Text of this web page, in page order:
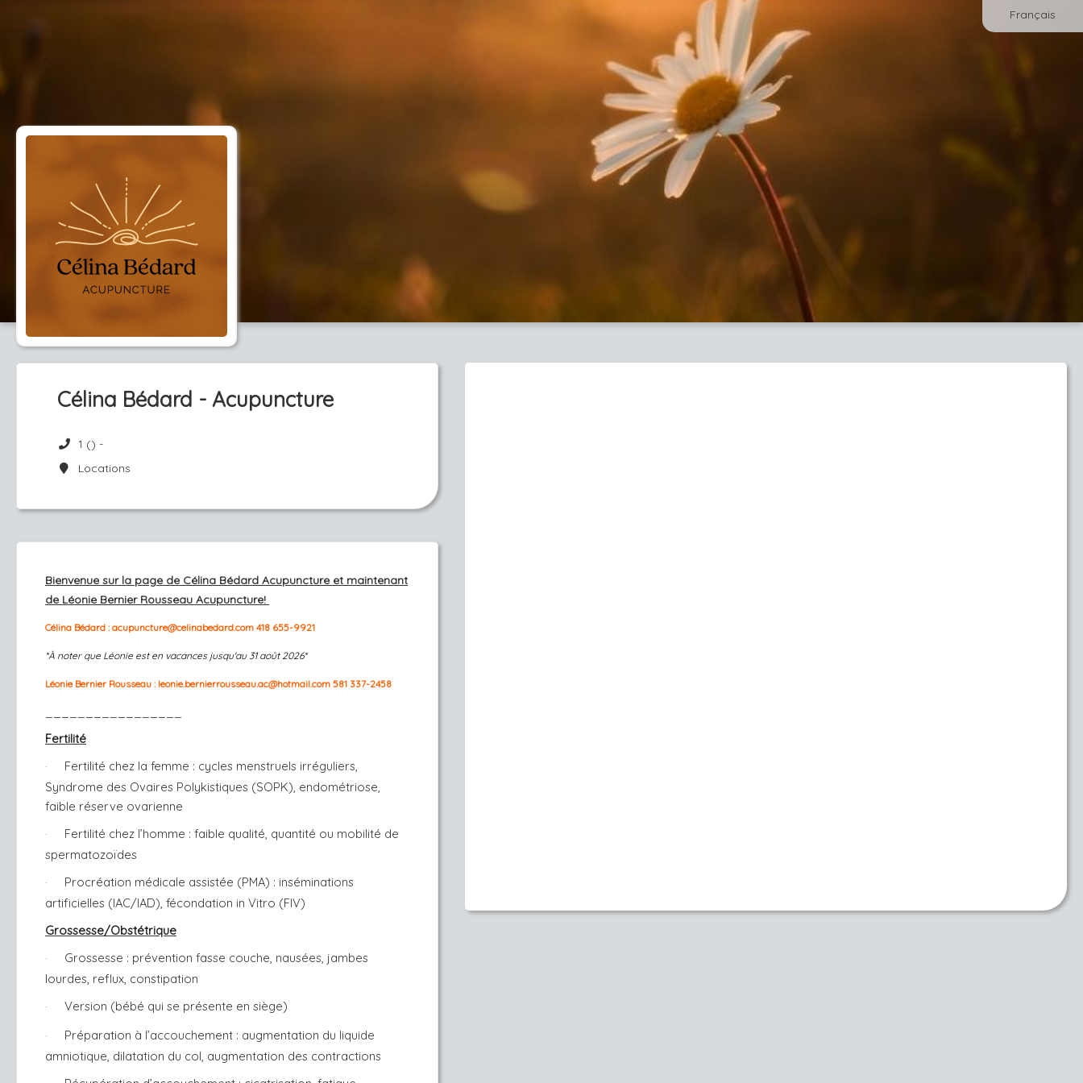
Français
Célina Bédard - Acupuncture
1 () -
Locations
Bienvenue sur la page de Célina Bédard Acupuncture et maintenant
de Léonie Bernier Rousseau Acupuncture!
Célina Bédard : acupuncture@celinabedard.com 418 655-9921
*À noter que Léonie est en vacances jusqu'au 31 août 2026*
Léonie Bernier Rousseau : leonie.bernierrousseau.ac@hotmail.com 581 337-2458
Fertilité
·
Fertilité chez la femme : cycles menstruels irréguliers,
Syndrome des Ovaires Polykistiques (SOPK), endométriose,
faible réserve ovarienne
·
Fertilité chez l’homme : faible qualité, quantité ou mobilité de
spermatozoïdes
·
Procréation médicale assistée (PMA) : inséminations
artificielles (IAC/IAD), fécondation in Vitro (FIV)
Grossesse/Obstétrique
·
Grossesse : prévention fasse couche, nausées, jambes
lourdes, reflux, constipation
· Version (bébé qui se présente en siège)
·
Préparation à l’accouchement : augmentation du liquide
amniotique, dilatation du col, augmentation des contractions